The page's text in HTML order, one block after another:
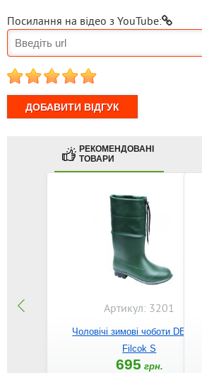
Посилання на відео з YouTube:
1 2 3 4 5
РЕКОМЕНДОВАНІ
ТОВАРИ
Артикул: 3201
Чоловічі зимові чоботи DEMAR
Filcok S
695 грн.